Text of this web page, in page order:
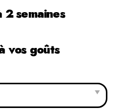
2 semaines
vos goûts